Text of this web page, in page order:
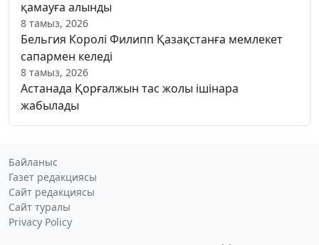
қамауға алынды
8 тамыз, 2026
Бельгия Королі Филипп Қазақстанға мемлекет
сапармен келеді
8 тамыз, 2026
Астанада Қорғалжын тас жолы ішінара
жабылады
Байланыс
Газет редакциясы
Сайт редакциясы
Сайт туралы
Privacy Policy